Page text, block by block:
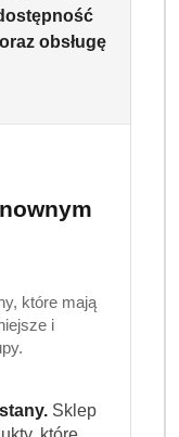
Koloru
zestawie 2 x 1,3 L
w
obsługę
które mają
i
Sklep